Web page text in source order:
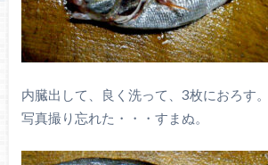
内臓出して、良く洗って、3枚におろす。
写真撮り忘れた・・・すまぬ。